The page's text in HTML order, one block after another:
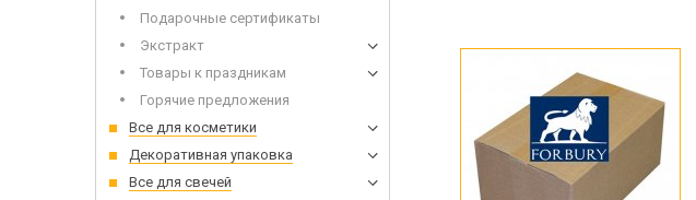
Подарочные сертификаты
Экстракт
Товары к праздникам
Горячие предложения
Все для косметики
Декоративная упаковка
Все для свечей